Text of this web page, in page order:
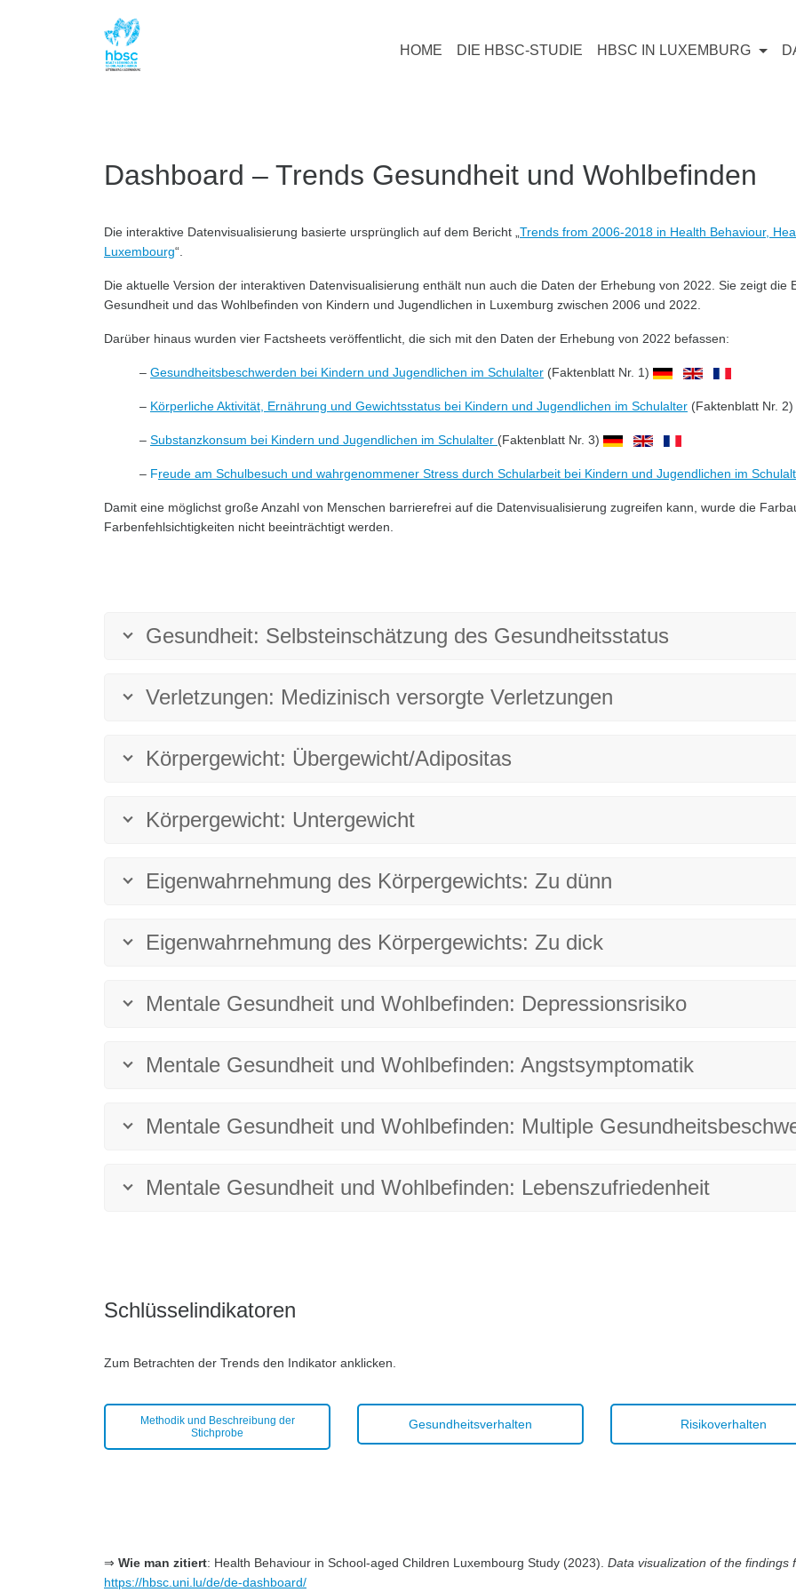
HOME DIE HBSC-STUDIE HBSC IN LUXEMBURG
Dashboard – Trends Gesundheit und Wohlbefinden
Die interaktive Datenvisualisierung basierte ursprünglich auf dem Bericht „ Trends from 2006-2018 in Health Behaviour,
Luxembourg“.
Die aktuelle Version der interaktiven Datenvisualisierung enthält nun auch die Daten der Erhebung von 2022. Sie zeigt die
Gesundheit und das Wohlbefinden von Kindern und Jugendlichen in Luxemburg zwischen 2006 und 2022.
Darüber hinaus wurden vier Factsheets veröffentlicht, die sich mit den Daten der Erhebung von 2022 befassen:
– Gesundheitsbeschwerden bei Kindern und Jugendlichen im Schulalter (Faktenblatt Nr. 1)
– Körperliche Aktivität, Ernährung und Gewichtsstatus bei Kindern und Jugendlichen im Schulalter (Faktenblatt Nr. 2)
– Substanzkonsum bei Kindern und Jugendlichen im Schulalter (Faktenblatt Nr. 3)
– Freude am Schulbesuch und wahrgenommener Stress durch Schularbeit bei Kindern und Jugendlichen im
Damit eine möglichst große Anzahl von Menschen barrierefrei auf die Datenvisualisierung zugreifen kann, wurde die
Farbenfehlsichtigkeiten nicht beeinträchtigt werden.
Gesundheit: Selbsteinschätzung des Gesundheitsstatus
Verletzungen: Medizinisch versorgte Verletzungen
Körpergewicht: Übergewicht/Adipositas
Körpergewicht: Untergewicht
Eigenwahrnehmung des Körpergewichts: Zu dünn
Eigenwahrnehmung des Körpergewichts: Zu dick
Mentale Gesundheit und Wohlbefinden: Depressionsrisiko
Mentale Gesundheit und Wohlbefinden: Angstsymptomatik
Mentale Gesundheit und Wohlbefinden: Multiple
Mentale Gesundheit und Wohlbefinden: Lebenszufriedenheit
Schlüsselindikatoren
Zum Betrachten der Trends den Indikator anklicken.
Methodik und Beschreibung der
Stichprobe
Gesundheitsverhalten Risikoverhalten
⇒ Wie man zitiert: Health Behaviour in School-aged Children Luxembourg Study (2023). Data visualization of the findings
https://hbsc.uni.lu/de/de-dashboard/